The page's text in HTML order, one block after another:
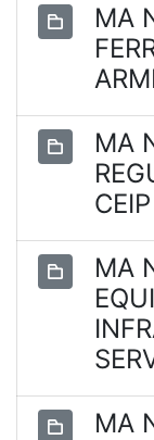
MA
MA
MA
MA